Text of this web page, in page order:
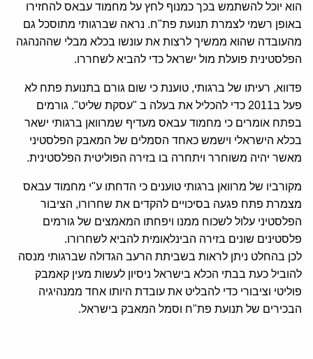
הוא יוכל להשתמש בכך כמנוף לחץ על מחמוד עבאס להחזירו
באופן רשמי לצמרת תנועת פת"ח. נראה שברגותי מתוסכל גם
מהעובדה שהוא ממשיך לרצות את עונשו בכלא מבלי שההנהגה
הפלסטינית פועלת מול ישראל כדי להביא לשחררו.
פדווא, רעיתו של ברגותי, טוענת כי שום גורם בתנועת פתח לא
פעל ב2011 כדי להכליל את בעלה ב "עסקת שליט". גורמים
בפתח אומרים כי מחמוד עבאס מעדיף שמרוואן ברגותי ישאר
בכלא הישראלי וישמש כאחד הסמלים של המאבק הפלסטיני
מאשר יהיה משוחרר ויתחרה בו בזירה הפוליטית הפלסטינית.
מקורביו של מרוואן ברגותי טוענים כי הדחתו ע"י מחמוד עבאס
מצמרת פתח פגעה בסיכויים להקדים את שחרורו, הציבור
הפלסטיני עלול לשכוח ממנו ויפחתו המאמצים של גורמים
פלסטינים שונים בזירה הבינלאומית להביא לשחרורו.
לכן בהחלט ניתן לראות בשביתת הרעב הגדולה שברגותי מנסה
להוביל כעת בבתי הכלא בישראל ניסיון לעשות מעין קאמבק
פוליטי וציבורי כדי להבליט את עובדת היותו אחד ממנהיגיה
הבכירים של תנועת פת"ח וסמל המאבק בישראל.